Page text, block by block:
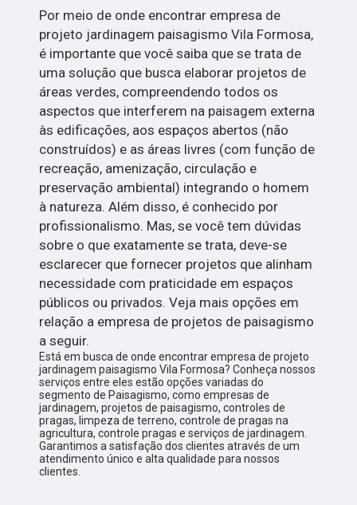
Por meio de onde encontrar empresa de
projeto jardinagem paisagismo Vila Formosa,
é importante que você saiba que se trata de
uma solução que busca elaborar projetos de
áreas verdes, compreendendo todos os
aspectos que interferem na paisagem externa
às edificações, aos espaços abertos (não
construídos) e as áreas livres (com função de
recreação, amenização, circulação e
preservação ambiental) integrando o homem
à natureza. Além disso, é conhecido por
profissionalismo. Mas, se você tem dúvidas
sobre o que exatamente se trata, deve-se
esclarecer que fornecer projetos que alinham
necessidade com praticidade em espaços
públicos ou privados. Veja mais opções em
relação a empresa de projetos de paisagismo
a seguir.
Está em busca de onde encontrar empresa de projeto
jardinagem paisagismo Vila Formosa? Conheça nossos
serviços entre eles estão opções variadas do
segmento de Paisagismo, como empresas de
jardinagem, projetos de paisagismo, controles de
pragas, limpeza de terreno, controle de pragas na
agricultura, controle pragas e serviços de jardinagem.
Garantimos a satisfação dos clientes através de um
atendimento único e alta qualidade para nossos
clientes.